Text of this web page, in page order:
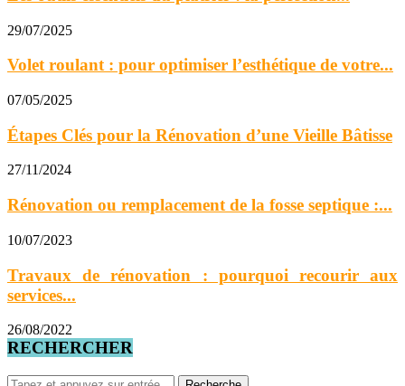
29/07/2025
Volet roulant : pour optimiser l’esthétique de votre...
07/05/2025
Étapes Clés pour la Rénovation d’une Vieille Bâtisse
27/11/2024
Rénovation ou remplacement de la fosse septique :...
10/07/2023
Travaux de rénovation : pourquoi recourir aux
services...
26/08/2022
RECHERCHER